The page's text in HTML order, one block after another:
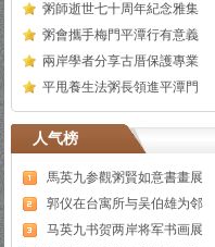
粥師逝世七十周年紀念雅集
粥會攜手梅門平潭行有意義
兩岸學者分享古厝保護專業
平甩養生法粥長領進平潭門
人气榜
馬英九参觀粥賢如意書畫展
郭仪在台寓所与吴伯雄为邻
马英九书贺两岸将军书画展